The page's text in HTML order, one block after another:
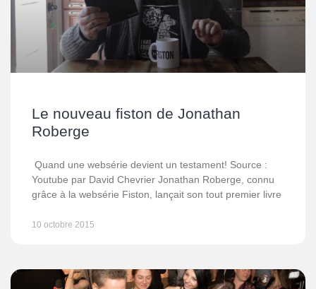
Le nouveau fiston de Jonathan
Roberge
Quand une websérie devient un testament! Source :
Youtube par David Chevrier Jonathan Roberge, connu
grâce à la websérie Fiston, lançait son tout premier livre
10 octobre 2015